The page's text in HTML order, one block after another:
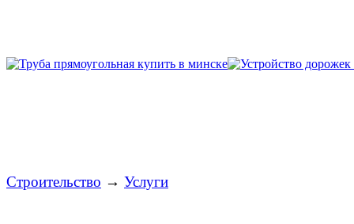
Строительство → Услуги